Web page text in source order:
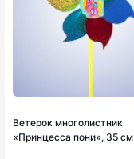
Ветерок многолистник
«Принцесса пони», 35 см